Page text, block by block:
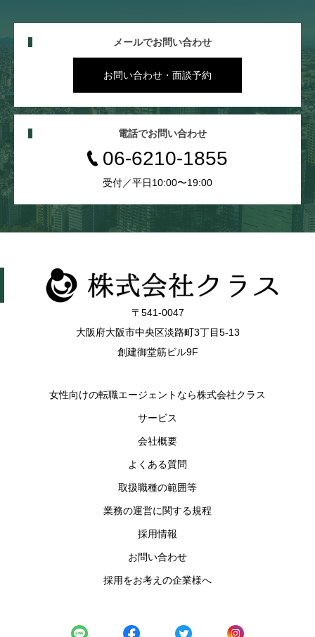
メールでお問い合わせ
お問い合わせ・面談予約
電話でお問い合わせ
06-6210-1855
受付／平日10:00〜19:00
〒541-0047
大阪府大阪市中央区淡路町3丁目5-13
創建御堂筋ビル9F
女性向けの転職エージェントなら株式会社クラス
サービス
会社概要
よくある質問
取扱職種の範囲等
業務の運営に関する規程
採用情報
お問い合わせ
採用をお考えの企業様へ